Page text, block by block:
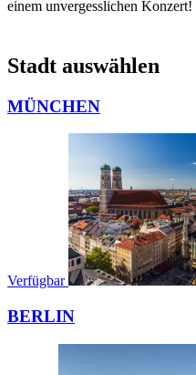
einem unvergesslichen Konzert!
Stadt auswählen
MÜNCHEN
Verfügbar
BERLIN